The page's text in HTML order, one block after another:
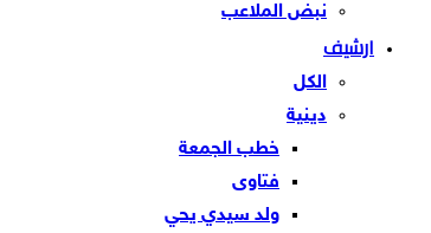
نبض الملاعب
ارشيف
الكل
دينية
خطب الجمعة
فتاوى
ولد سيدي يحي